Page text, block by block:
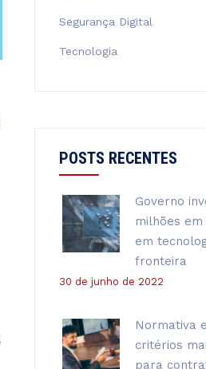
Segurança Digital
Tecnologia
POSTS RECENTES
Governo
milhões em
em
fronteira
30 de junho de 2022
Normativa
critérios
para